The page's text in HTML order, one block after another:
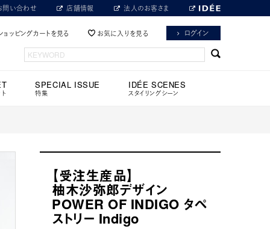
問い合わせ 店舗情報 法人のお客さま
ョッピングカートを見る お気に入りを見る ログイン
SPECIAL ISSUE
特集
IDÉE SCENES
スタイリングシーン
【受注生産品】
柚木沙弥郎デザイン
POWER OF INDIGO タペ
ストリー Indigo